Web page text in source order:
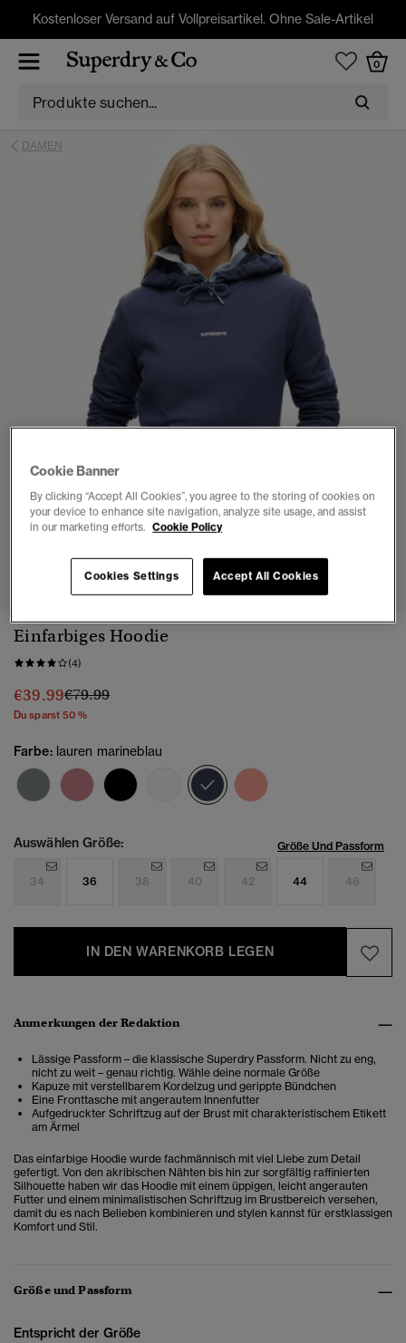
Kostenloser Versand auf Vollpreisartikel. Ohne Sale-Artikel
0
DAMEN
1 2 3 4 5
Einfarbiges Hoodie
(4)
€39.99Preis wurde reduziert von
€79.99bis
Du sparst 50 %
Farbe: lauren marineblau
Ausgewählt
Auswählen Größe: Größe Und Passform
34 36 38 40 42 44 46
IN DEN WARENKORB LEGEN
Anmerkungen der Redaktion
Lässige Passform – die klassische Superdry Passform. Nicht zu eng,
nicht zu weit – genau richtig. Wähle deine normale Größe
Kapuze mit verstellbarem Kordelzug und gerippte Bündchen
Eine Fronttasche mit angerautem Innenfutter
Aufgedruckter Schriftzug auf der Brust mit charakteristischem Etikett
am Ärmel
Das einfarbige Hoodie wurde fachmännisch mit viel Liebe zum Detail
gefertigt. Von den akribischen Nähten bis hin zur sorgfältig raffinierten
Silhouette haben wir das Hoodie mit einem üppigen, leicht angerauten
Futter und einem minimalistischen Schriftzug im Brustbereich versehen,
damit du es nach Belieben kombinieren und stylen kannst für erstklassigen
Komfort und Stil.
Größe und Passform
Entspricht der Größe
Cookie Banner
By clicking “Accept All Cookies”, you agree to the storing of cookies on
your device to enhance site navigation, analyze site usage, and assist
in our marketing efforts. Cookie Policy
Accept All Cookies
Cookies Settings